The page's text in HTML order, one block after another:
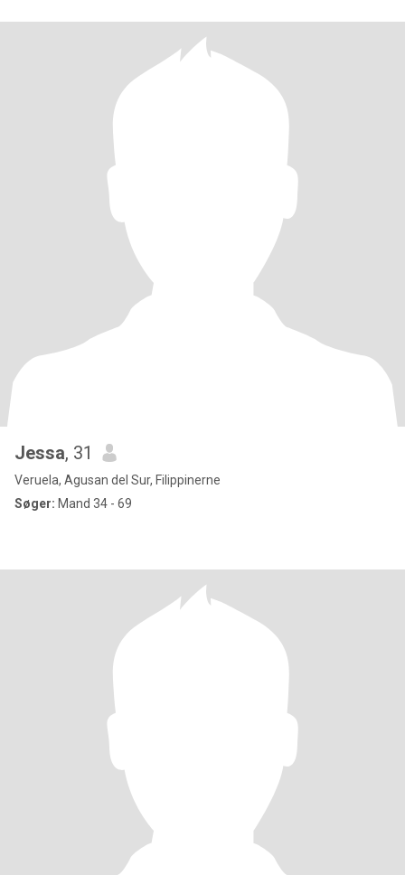
Jessa, 31
Veruela, Agusan del Sur, Filippinerne
Søger: Mand 34 - 69